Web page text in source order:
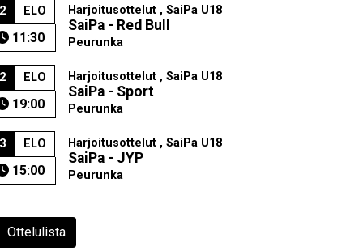
ELO
11:30
Harjoitusottelut , SaiPa U18
SaiPa - Red Bull
Peurunka
ELO
19:00
Harjoitusottelut , SaiPa U18
SaiPa - Sport
Peurunka
ELO
15:00
Harjoitusottelut , SaiPa U18
SaiPa - JYP
Peurunka
Ottelulista